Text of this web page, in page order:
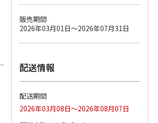
販売期間
2026年03月01日～2026年07月31日
配送情報
配送期間
2026年03月08日～2026年08月07日